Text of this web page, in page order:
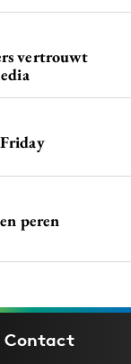
vertrouwt
peren
Contact